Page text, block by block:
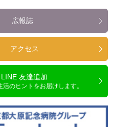
広報誌
アクセス
LINE 友達追加
活のヒントをお届けします。